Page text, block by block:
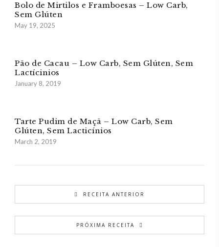
Bolo de Mirtilos e Framboesas – Low Carb,
Sem Glúten
May 19, 2025
Pão de Cacau – Low Carb, Sem Glúten, Sem
Lactícinios
January 8, 2019
Tarte Pudim de Maçã – Low Carb, Sem
Glúten, Sem Lacticínios
March 2, 2019
RECEITA ANTERIOR
PRÓXIMA RECEITA